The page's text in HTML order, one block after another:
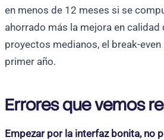
en menos de 12 meses si se
ahorrado más la mejora en calidad
proyectos medianos, el break-even
primer año.
Errores que vemos
Empezar por la interfaz bonita, no